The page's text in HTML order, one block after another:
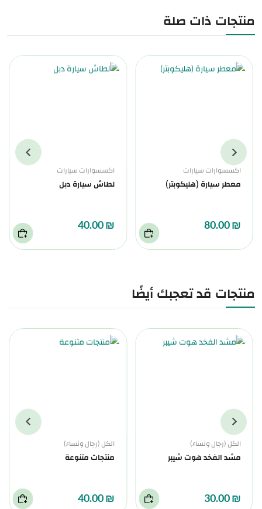
منتجات ذات صلة
اكسسوارات سيارات
معطر سيارة (هليكوبتر)
₪ 80.00
اكسسوارات سيارات
لطاش سيارة دبل
₪ 40.00
منتجات قد تعجبك أيضًا
الكل (رجال ونساء)
مشد الفخد هوت شيبر
₪ 30.00
الكل (رجال ونساء)
منتجات متنوعة
₪ 40.00